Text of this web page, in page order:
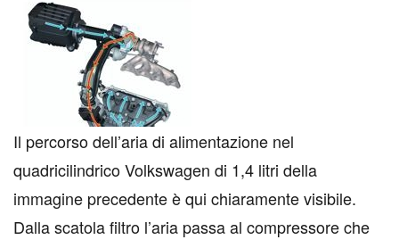
Il percorso dell’aria di alimentazione nel
quadricilindrico Volkswagen di 1,4 litri della
immagine precedente è qui chiaramente visibile.
Dalla scatola filtro l’aria passa al compressore che